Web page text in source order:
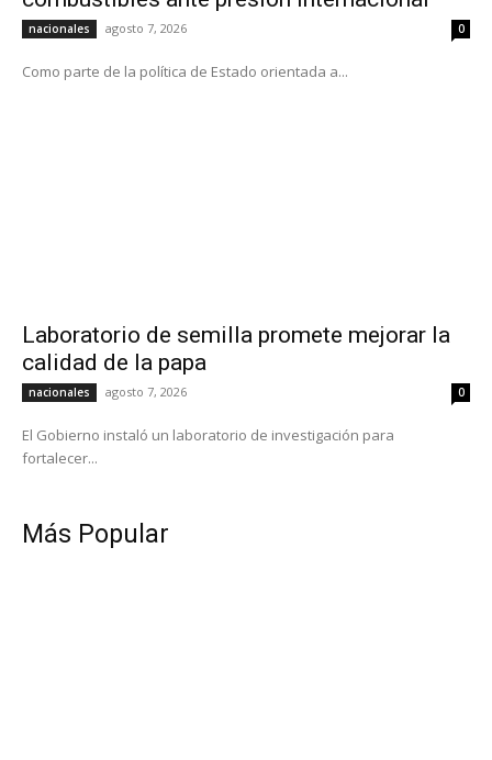
nacionales agosto 7, 2026 0
Como parte de la política de Estado orientada a...
Laboratorio de semilla promete mejorar la
calidad de la papa
nacionales agosto 7, 2026 0
El Gobierno instaló un laboratorio de investigación para
fortalecer...
Más Popular